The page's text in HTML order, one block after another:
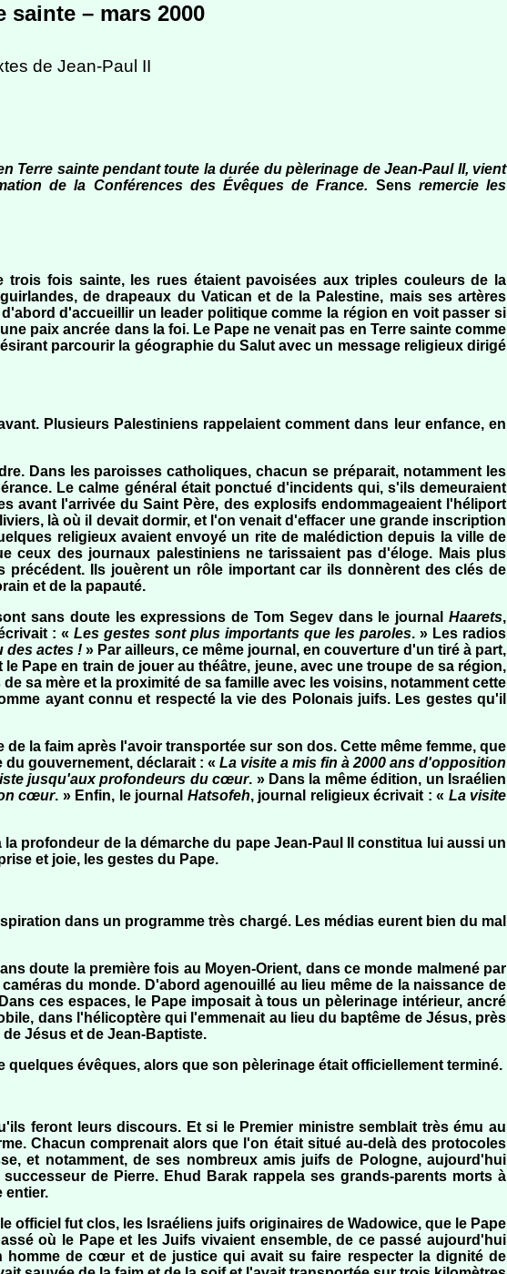
sainte – mars 2000
de Jean-Paul II
Terre sainte pendant toute la durée du pèlerinage de Jean-Paul II, vient
de la Conférences des Évêques de France. Sensremercie les
fois sainte, les rues étaient pavoisées aux triples couleurs de la
de drapeaux du Vatican et de la Palestine, mais ses artères
d'accueillir un leader politique comme la région en voit passer si
paix ancrée dans la foi. Le Pape ne venait pas en Terre sainte comme
parcourir la géographie du Salut avec un message religieux dirigé
Plusieurs Palestiniens rappelaient comment dans leur enfance, en
Dans les paroisses catholiques, chacun se préparait, notamment les
Le calme général était ponctué d'incidents qui, s'ils demeuraient
avant l'arrivée du Saint Père, des explosifs endommageaient l'héliport
là où il devait dormir, et l'on venait d'effacer une grande inscription
religieux avaient envoyé un rite de malédiction depuis la ville de
ceux des journaux palestiniens ne tarissaient pas d'éloge. Mais plus
Ils jouèrent un rôle important car ils donnèrent des clés de
et de la papauté.
sans doute les expressions de Tom Segev dans le journalHaarets,
: «Les gestes sont plus importants que les paroles. » Les radios
des actes ! » Par ailleurs, ce même journal, en couverture d'un tiré à part,
Pape en train de jouer au théâtre, jeune, avec une troupe de sa région,
sa mère et la proximité de sa famille avec les voisins, notamment cette
ayant connu et respecté la vie des Polonais juifs. Les gestes qu'il
la faim après l'avoir transportée sur son dos. Cette même femme, que
du gouvernement, déclarait : « La visite a mis fin à 2000 ans d'opposition
jusqu'aux profondeurs du cœur. » Dans la même édition, un Israélien
cœur. » Enfin, le journal Hatsofeh, journal religieux écrivait : « La visite
profondeur de la démarche du pape Jean-Paul II constitua lui aussi un
et joie, les gestes du Pape.
dans un programme très chargé. Les médias eurent bien du mal
doute la première fois au Moyen-Orient, dans ce monde malmené par
du monde. D'abord agenouillé au lieu même de la naissance de
ces espaces, le Pape imposait à tous un pèlerinage intérieur, ancré
dans l'hélicoptère qui l'emmenait au lieu du baptême de Jésus, près
Jésus et de Jean-Baptiste.
évêques, alors que son pèlerinage était officiellement terminé.
feront leurs discours. Et si le Premier ministre semblait très ému au
Chacun comprenait alors que l'on était situé au-delà des protocoles
et notamment, de ses nombreux amis juifs de Pologne, aujourd'hui
de Pierre. Ehud Barak rappela ses grands-parents morts à
entier.
officiel fut clos, les Israéliens juifs originaires de Wadowice, que le Pape
où le Pape et les Juifs vivaient ensemble, de ce passé aujourd'hui
de cœur et de justice qui avait su faire respecter la dignité de